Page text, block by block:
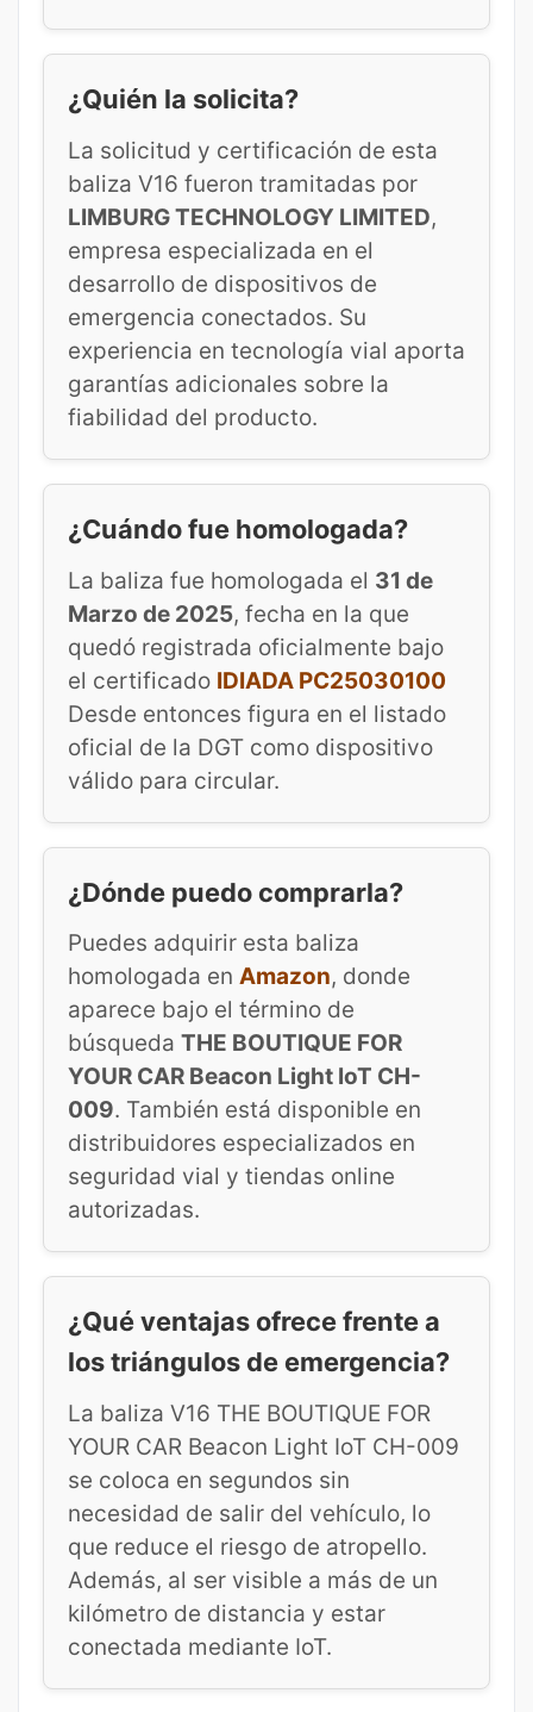
¿Quién la solicita?
La solicitud y certificación de esta
baliza V16 fueron tramitadas por
LIMBURG TECHNOLOGY LIMITED,
empresa especializada en el
desarrollo de dispositivos de
emergencia conectados. Su
experiencia en tecnología vial aporta
garantías adicionales sobre la
fiabilidad del producto.
¿Cuándo fue homologada?
La baliza fue homologada el 31 de
Marzo de 2025, fecha en la que
quedó registrada oficialmente bajo
el certificado IDIADA PC25030100
Desde entonces figura en el listado
oficial de la DGT como dispositivo
válido para circular.
¿Dónde puedo comprarla?
Puedes adquirir esta baliza
homologada en Amazon, donde
aparece bajo el término de
búsqueda THE BOUTIQUE FOR
YOUR CAR Beacon Light IoT CH-
009. También está disponible en
distribuidores especializados en
seguridad vial y tiendas online
autorizadas.
¿Qué ventajas ofrece frente a
los triángulos de emergencia?
La baliza V16 THE BOUTIQUE FOR
YOUR CAR Beacon Light IoT CH-009
se coloca en segundos sin
necesidad de salir del vehículo, lo
que reduce el riesgo de atropello.
Además, al ser visible a más de un
kilómetro de distancia y estar
conectada mediante IoT.